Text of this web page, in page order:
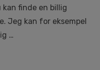
kan finde en billig
Jeg kan for eksempel
…